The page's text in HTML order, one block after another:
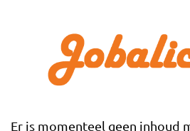
Er is momenteel geen inhoud